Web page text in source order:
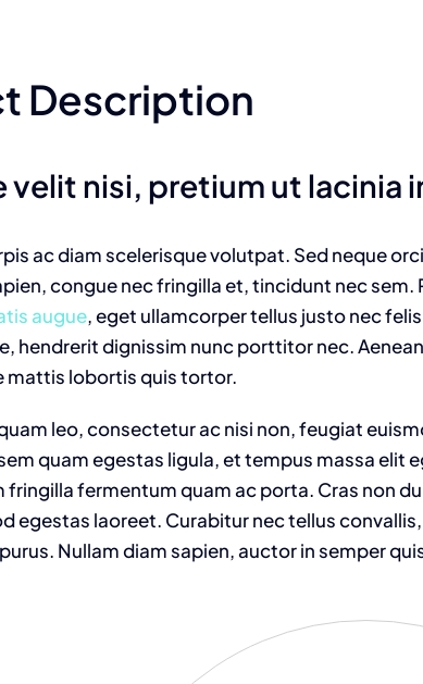
Description
velit nisi, pretium ut lacinia
ac diam scelerisque volutpat. Sed neque
congue nec fringilla et, tincidunt nec
augue, eget ullamcorper tellus justo nec
hendrerit dignissim nunc porttitor nec.
mattis lobortis quis tortor.
leo, consectetur ac nisi non, feugiat
quam egestas ligula, et tempus massa elit
fringilla fermentum quam ac porta. Cras non
egestas laoreet. Curabitur nec tellus
Nullam diam sapien, auctor in semper